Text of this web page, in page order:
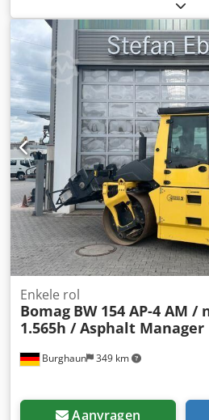
het veilingobject vindt u onder
bestand, dat u kunt downloaden!
zie afbeeldingen en inspectie
Burghaun 349 km
Enkele rol
Bomag BW 154 AP-4 AM /
1.565h / Asphalt Manager
Aanvragen